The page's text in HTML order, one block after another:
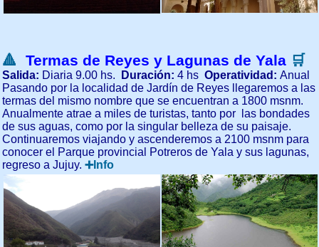
🔺 Termas de Reyes y Lagunas de Yala 🛒
Salida: Diaria 9.00 hs. Duración: 4 hsOperatividad: Anual
Pasando por la localidad de Jardín de Reyes llegaremos a las
termas del mismo nombre que se encuentran a 1800 msnm.
Anualmente atrae a miles de turistas, tanto por las bondades
de sus aguas, como por la singular belleza de su paisaje.
Continuaremos viajando y ascenderemos a 2100 msnm para
conocer el Parque provincial Potreros de Yala y sus lagunas,
regreso a Jujuy. ➕Info